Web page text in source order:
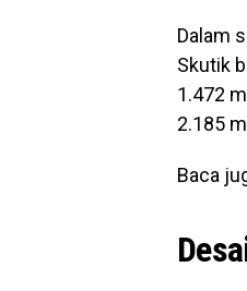
Dalam
Skutik
1.472
2.185
Baca